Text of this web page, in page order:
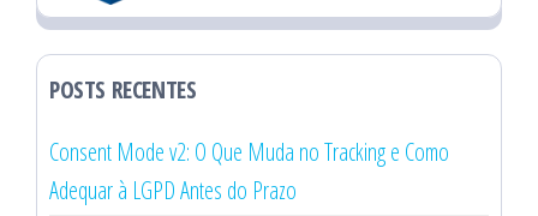
POSTS RECENTES
Consent Mode v2: O Que Muda no Tracking e Como
Adequar à LGPD Antes do Prazo